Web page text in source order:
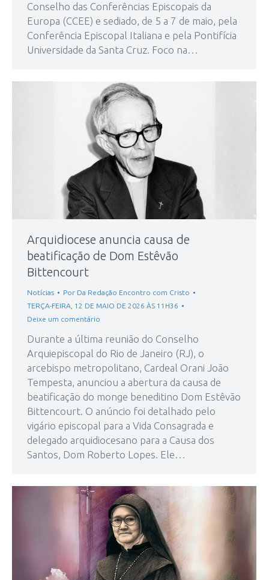
Conselho das Conferências Episcopais da
Europa (CCEE) e sediado, de 5 a 7 de maio, pela
Conferência Episcopal Italiana e pela Pontifícia
Universidade da Santa Cruz. Foco na…
Arquidiocese anuncia causa de
beatificação de Dom Estêvão
Bittencourt
Notícias Por Da Redação Encontro com Cristo
TERÇA-FEIRA, 12 DE MAIO DE 2026 ÀS 11H36
Deixe um comentário
Durante a última reunião do Conselho
Arquiepiscopal do Rio de Janeiro (RJ), o
arcebispo metropolitano, Cardeal Orani João
Tempesta, anunciou a abertura da causa de
beatificação do monge beneditino Dom Estêvão
Bittencourt. O anúncio foi detalhado pelo
vigário episcopal para a Vida Consagrada e
delegado arquidiocesano para a Causa dos
Santos, Dom Roberto Lopes. Ele…